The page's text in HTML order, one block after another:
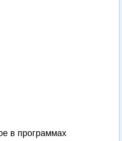
в программах